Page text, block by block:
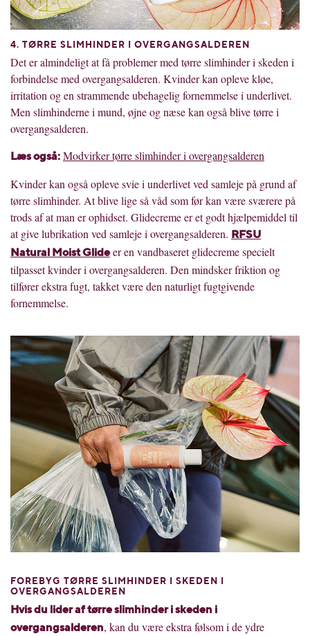
4. TØRRE SLIMHINDER I OVERGANGSALDEREN
Det er almindeligt at få problemer med tørre slimhinder i skeden i
forbindelse med overgangsalderen. Kvinder kan opleve kløe,
irritation og en strammende ubehagelig fornemmelse i underlivet.
Men slimhinderne i mund, øjne og næse kan også blive tørre i
overgangsalderen.
Læs også: Modvirker tørre slimhinder i overgangsalderen
Kvinder kan også opleve svie i underlivet ved samleje på grund af
tørre slimhinder. At blive lige så våd som før kan være sværere på
trods af at man er ophidset. Glidecreme er et godt hjælpemiddel til
at give lubrikation ved samleje i overgangsalderen. RFSU
Natural Moist Glideer en vandbaseret glidecreme specielt
tilpasset kvinder i overgangsalderen. Den mindsker friktion og
tilfører ekstra fugt, takket være den naturligt fugtgivende
fornemmelse.
FOREBYG TØRRE SLIMHINDER I SKEDEN I
OVERGANGSALDEREN
Hvis du lider af tørre slimhinder i skeden i
overgangsalderen, kan du være ekstra følsom i de ydre